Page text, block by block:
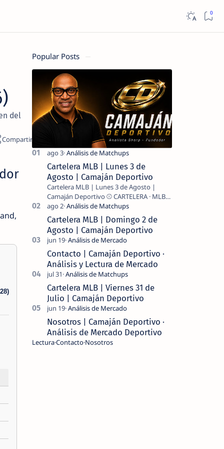
del
Popular Posts
Cartelera MLB | Lunes 3 de
Agosto | Camaján Deportivo
Cartelera MLB | Lunes 3 de Agosto |
Camaján Deportivo ⚾ CARTELERA · MLB
Cartelera MLB | Domingo 2 de
Agosto | Camaján Deportivo
Contacto | Camaján Deportivo ·
Análisis y Lectura de Mercado
Cartelera MLB | Viernes 31 de
Julio | Camaján Deportivo
Nosotros | Camaján Deportivo ·
Análisis de Mercado Deportivo
LecturaContactoNosotros